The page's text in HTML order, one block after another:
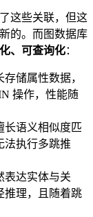
这些关联，但这
的。而图数据库
、可查询化：
储属性数据，
操作，性能随
长语义相似度匹
法执行多跳推
表达实体与关
推理，且随着跳